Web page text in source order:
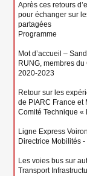
Après ces retours
pour échanger sur
partagées
Programme
Mot d’accueil –
RUNG, membres
2020-2023
Retour sur les
de PIARC France et
Comité Technique
Ligne Express
Directrice Mobilités
Les voies bus sur
Transport